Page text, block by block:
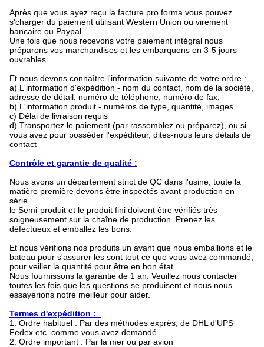
Après que vous ayez reçu la facture pro forma vous pouvez
s'charger du paiement utilisant Western Union ou virement
bancaire ou Paypal.
Une fois que nous recevons votre paiement intégral nous
préparons vos marchandises et les embarquons en 3-5 jours
ouvrables.
Et nous devons connaître l'information suivante de votre ordre :
a) L'information d'expédition - nom du contact, nom de la société,
adresse de détail, numéro de téléphone, numéro de fax,
b) L'information produit - numéros de type, quantité, images
c) Délai de livraison requis
d) Transportez le paiement (par rassemblez ou préparez), ou si
vous avez pour posséder l'expéditeur, dites-nous leurs détails de
contact
Contrôle et garantie de qualité :
Nous avons un département strict de QC dans l'usine, toute la
matière première devons être inspectés avant production en
série.
le Semi-produit et le produit fini doivent être vérifiés très
soigneusement sur la chaîne de production. Prenez les
défectueux et emballez les bons.
Et nous vérifions nos produits un avant que nous emballions et le
bateau pour s'assurer les sont tout ce que vous avez commandé,
pour veiller la quantité pour être en bon état.
Nous fournissons la garantie de 1 an. Veuillez nous contacter
toutes les fois que les questions se produisent et nous nous
essayerions notre meilleur pour aider.
Termes d'expédition :
1. Ordre habituel : Par des méthodes exprès, de DHL d'UPS
Fedex etc. comme vous avez demandé
2. Ordre important : Par la mer ou par avion